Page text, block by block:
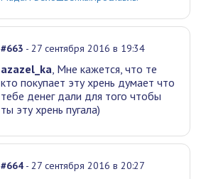
#663 - 27 сентября 2016 в 19:34
azazel_ka, Мне кажется, что те
кто покупает эту хрень думает что
тебе денег дали для того чтобы
ты эту хрень пугала)
#664 - 27 сентября 2016 в 20:27